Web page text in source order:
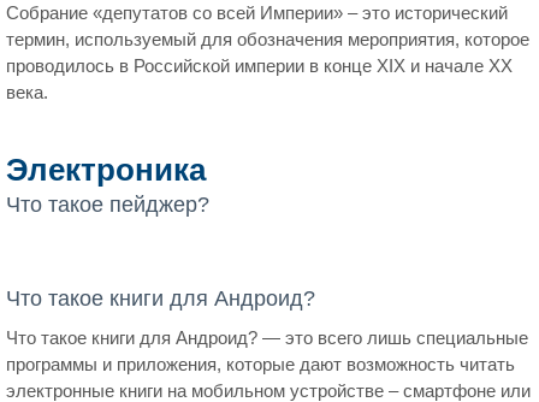
Собрание «депутатов со всей Империи» – это исторический
термин, используемый для обозначения мероприятия, которое
проводилось в Российской империи в конце XIX и начале XX
века.
Электроника
Что такое пейджер?
Что такое книги для Андроид?
Что такое книги для Андроид? — это всего лишь специальные
программы и приложения, которые дают возможность читать
электронные книги на мобильном устройстве – смартфоне или